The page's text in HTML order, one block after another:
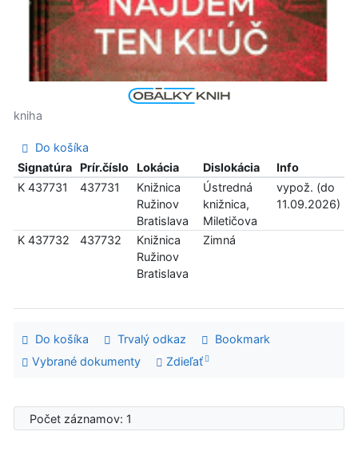
kniha
Do košíka
Signatúra
Prír.číslo Lokácia Dislokácia
Info
K 437731
437731
Knižnica
Ružinov
Bratislava
Ústredná
knižnica,
Miletičova
vypož. (do
11.09.2026)
K 437732 437732
Knižnica
Ružinov
Bratislava
Zimná
Do košíka Trvalý odkaz
Bookmark
Vybrané dokumenty
Zdieľať
Počet záznamov: 1